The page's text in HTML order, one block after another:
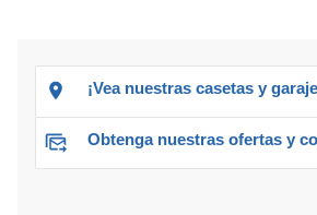
¡Vea nuestras casetas y
Obtenga nuestras ofertas y